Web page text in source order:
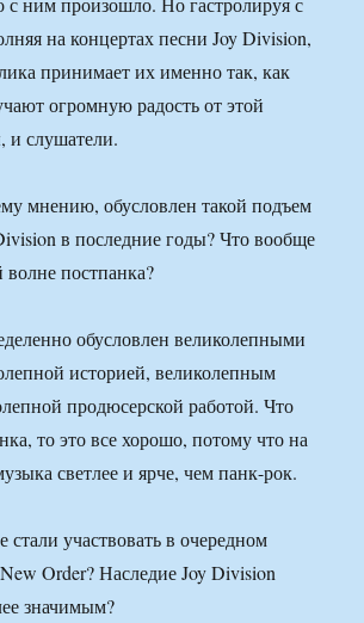
на концертах песни Joy Division,
принимает их именно так, как
огромную радость от этой
слушатели.
мнению, обусловлен такой подъем
в последние годы? Что вообще
волне постпанка?
обусловлен великолепными
историей, великолепным
продюсерской работой. Что
то это все хорошо, потому что на
светлее и ярче, чем панк-рок.
участвовать в очередном
Order? Наследие Joy Division
значимым?